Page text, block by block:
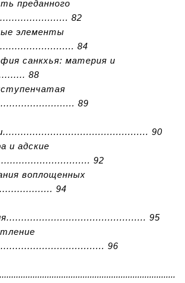
преданного
82
элементы
84
санкхья: материя и
88
89
90
и адские
92
воплощенных
94
95
96